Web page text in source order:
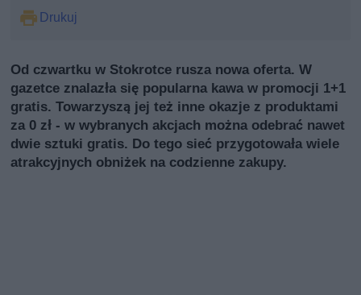
Drukuj
Od czwartku w Stokrotce rusza nowa oferta. W
gazetce znalazła się popularna kawa w promocji 1+1
gratis. Towarzyszą jej też inne okazje z produktami
za 0 zł - w wybranych akcjach można odebrać nawet
dwie sztuki gratis. Do tego sieć przygotowała wiele
atrakcyjnych obniżek na codzienne zakupy.